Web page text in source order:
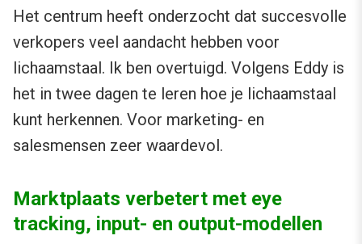
Het centrum heeft onderzocht dat succesvolle
verkopers veel aandacht hebben voor
lichaamstaal. Ik ben overtuigd. Volgens Eddy is
het in twee dagen te leren hoe je lichaamstaal
kunt herkennen. Voor marketing- en
salesmensen zeer waardevol.
Marktplaats verbetert met eye
tracking, input- en output-modellen